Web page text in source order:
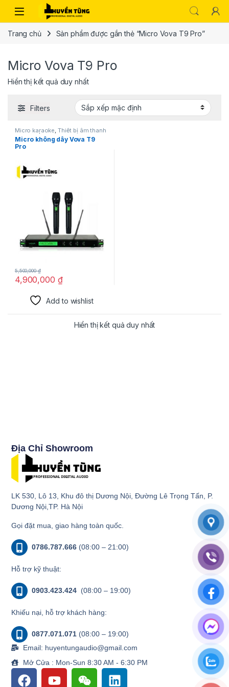
Trang chủ Sản phẩm được gắn thẻ “Micro Vova T9 Pro”
Micro Vova T9 Pro
Hiển thị kết quả duy nhất
Filters
Micro karaoke Thiết bị âm thanh
karaoke | KTV
Micro không dây Vova T9
Pro
4,900,000 ₫
5,500,000₫
Add to wishlist
Hiển thị kết quả duy nhất
Địa Chỉ Showroom
LK 530, Lô 13, Khu đô thị Dương Nội, Đường Lê Trọng Tấn, P.
Dương Nội,TP. Hà Nội
Gọi đặt mua, giao hàng toàn quốc.
0786.787.666 (08:00 – 21:00)
Hỗ trợ kỹ thuật:
0903.423.424 (08:00 – 19:00)
Khiếu nại, hỗ trợ khách hàng:
0877.071.071 (08:00 – 19:00)
Email: huyentungaudio@gmail.com
Mở Cửa : Mon-Sun 8:30 AM - 6:30 PM